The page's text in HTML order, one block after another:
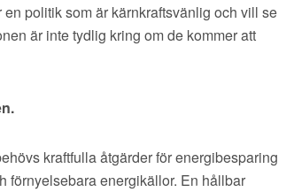
politik som är kärnkraftsvänlig och vill se
är inte tydlig kring om de kommer att
kraftfulla åtgärder för energibesparing
förnyelsebara energikällor. En hållbar